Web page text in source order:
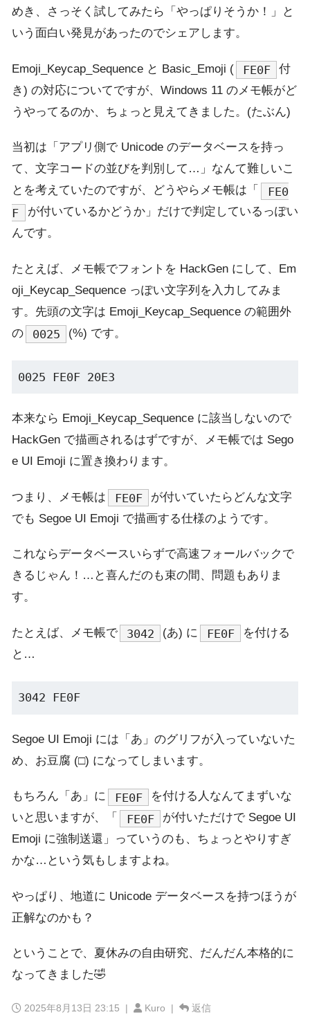
めき、さっそく試してみたら「やっぱりそうか！」と
いう面白い発見があったのでシェアします。
Emoji_Keycap_Sequence と Basic_Emoji ( FE0F
付
き) の対応についてですが、Windows 11 のメモ帳がど
うやってるのか、ちょっと見えてきました。(たぶん)
当初は「アプリ側で Unicode のデータベースを持っ
て、文字コードの並びを判別して…」なんて難しいこ
とを考えていたのですが、どうやらメモ帳は「
FE0
F
が付いているかどうか」だけで判定しているっぽい
んです。
たとえば、メモ帳でフォントを HackGen にして、Em
oji_Keycap_Sequence っぽい文字列を入力してみま
す。先頭の文字は Emoji_Keycap_Sequence の範囲外
の
0025 (%) です。
本来なら Emoji_Keycap_Sequence に該当しないので
HackGen で描画されるはずですが、メモ帳では Sego
e UI Emoji に置き換わります。
つまり、メモ帳は FE0F
が付いていたらどんな文字
でも Segoe UI Emoji で描画する仕様のようです。
これならデータベースいらずで高速フォールバックで
きるじゃん！…と喜んだのも束の間、問題もありま
す。
たとえば、メモ帳で 3042 (あ) に FE0F
を付ける
と…
3042 FE0F
Segoe UI Emoji には「あ」のグリフが入っていないた
め、お豆腐 (□) になってしまいます。
もちろん「あ」に FE0F
を付ける人なんてまずいな
いと思いますが、「
FE0F
が付いただけで Segoe UI
Emoji に強制送還」っていうのも、ちょっとやりすぎ
かな…という気もしますよね。
やっぱり、地道に Unicode データベースを持つほうが
正解なのかも？
ということで、夏休みの自由研究、だんだん本格的に
なってきました🤣
2025年8月13日 23:15 | Kuro | 返信